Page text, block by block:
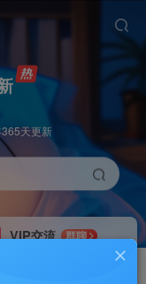
天更新
VIP交流
群聊
研究探讨更多创业项目路子。